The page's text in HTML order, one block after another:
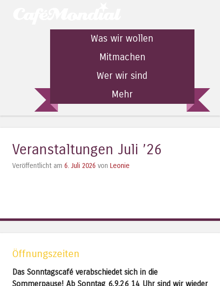
Was wir wollen
Mitmachen
Wer wir sind
Mehr
Veranstaltungen Juli ’26
Veröffentlicht am 6. Juli 2026 von Leonie
Öffnungszeiten
Das Sonntagscafé verabschiedet sich in die
Sommerpause! Ab Sonntag 6.9.26 14 Uhr sind wir wieder